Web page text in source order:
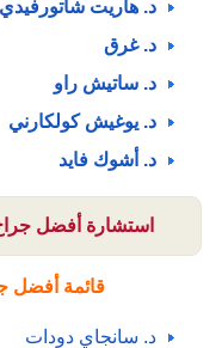
د. هاريت شاتورفيدي
د. غرق
د. ساتيش راو
د. يوغيش كولكارني
د. أشوك فايد
استشارة أفضل
قائمة أفضل
د. سانجاي دودات